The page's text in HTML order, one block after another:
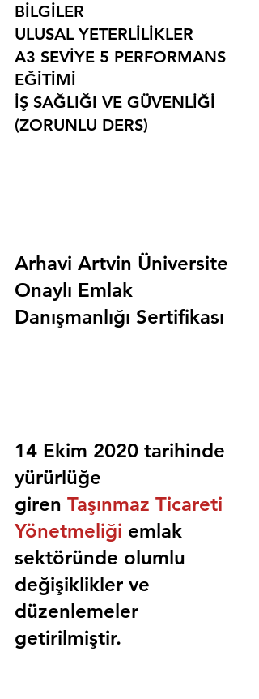
BİLGİLER
ULUSAL YETERLİLİKLER
A3 SEVİYE 5 PERFORMANS
EĞİTİMİ
İŞ SAĞLIĞI VE GÜVENLİĞİ
(ZORUNLU DERS)
Arhavi Artvin Üniversite
Onaylı Emlak
Danışmanlığı Sertifikası
14 Ekim 2020 tarihinde
yürürlüğe
giren Taşınmaz Ticareti
Yönetmeliği emlak
sektöründe olumlu
değişiklikler ve
düzenlemeler
getirilmiştir.